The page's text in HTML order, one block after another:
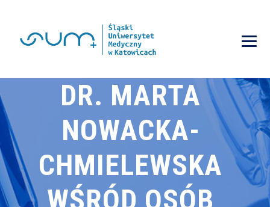
DR. MARTA
NOWACKA-
CHMIELEWSKA
WŚRÓD OSÓB